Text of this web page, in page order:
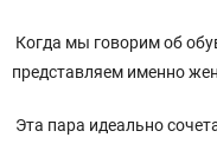
Когда мы говорим об
представляем именно
Эта пара идеально